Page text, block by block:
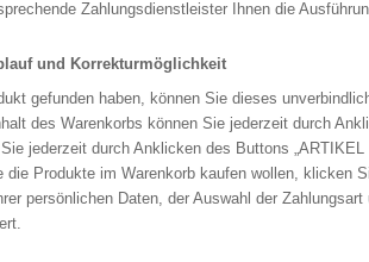
Zahlungsdienstleister Ihnen die
und Korrekturmöglichkeit
gefunden haben, können Sie dieses
des Warenkorbs können Sie jederzeit durch
jederzeit durch Anklicken des Buttons
die Produkte im Warenkorb kaufen wollen, klicken
persönlichen Daten, der Auswahl der